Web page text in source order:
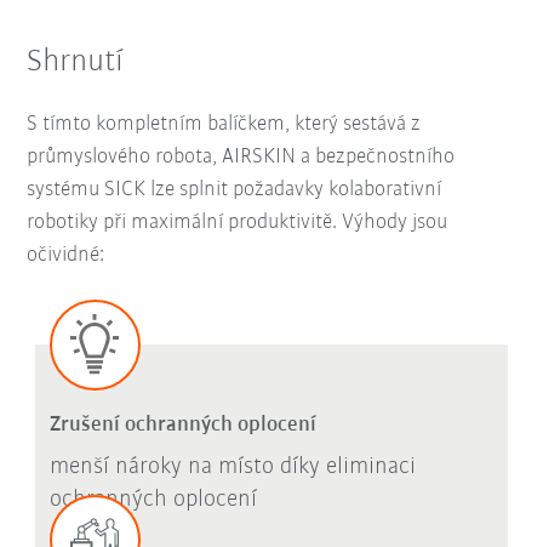
Shrnutí
S tímto kompletním balíčkem, který sestává z
průmyslového robota, AIRSKIN a bezpečnostního
systému SICK lze splnit požadavky kolaborativní
robotiky při maximální produktivitě. Výhody jsou
očividné:
Zrušení ochranných oplocení
menší nároky na místo díky eliminaci
ochranných oplocení